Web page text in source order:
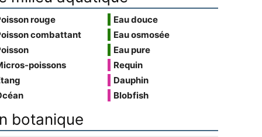
rouge
combattant
poissons
Eau douce
Eau osmosée
Eau pure
Requin
Dauphin
Blobfish
botanique